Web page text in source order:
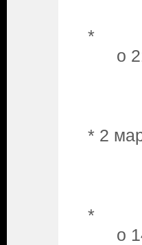
*
o 21
* 2
*
o 14